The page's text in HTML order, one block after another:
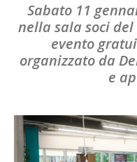
Sabato 11
nella sala soci del
evento
organizzato da
e